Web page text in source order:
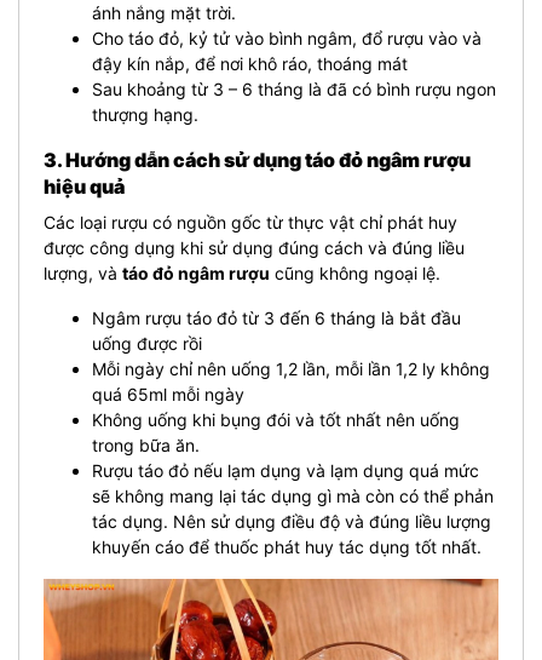
ánh nắng mặt trời.
Cho táo đỏ, kỷ tử vào bình ngâm, đổ rượu vào và
đậy kín nắp, để nơi khô ráo, thoáng mát
Sau khoảng từ 3 – 6 tháng là đã có bình rượu ngon
thượng hạng.
3. Hướng dẫn cách sử dụng táo đỏ ngâm rượu
hiệu quả
Các loại rượu có nguồn gốc từ thực vật chỉ phát huy
được công dụng khi sử dụng đúng cách và đúng liều
lượng, và táo đỏ ngâm rượu cũng không ngoại lệ.
Ngâm rượu táo đỏ từ 3 đến 6 tháng là bắt đầu
uống được rồi
Mỗi ngày chỉ nên uống 1,2 lần, mỗi lần 1,2 ly không
quá 65ml mỗi ngày
Không uống khi bụng đói và tốt nhất nên uống
trong bữa ăn.
Rượu táo đỏ nếu lạm dụng và lạm dụng quá mức
sẽ không mang lại tác dụng gì mà còn có thể phản
tác dụng. Nên sử dụng điều độ và đúng liều lượng
khuyến cáo để thuốc phát huy tác dụng tốt nhất.